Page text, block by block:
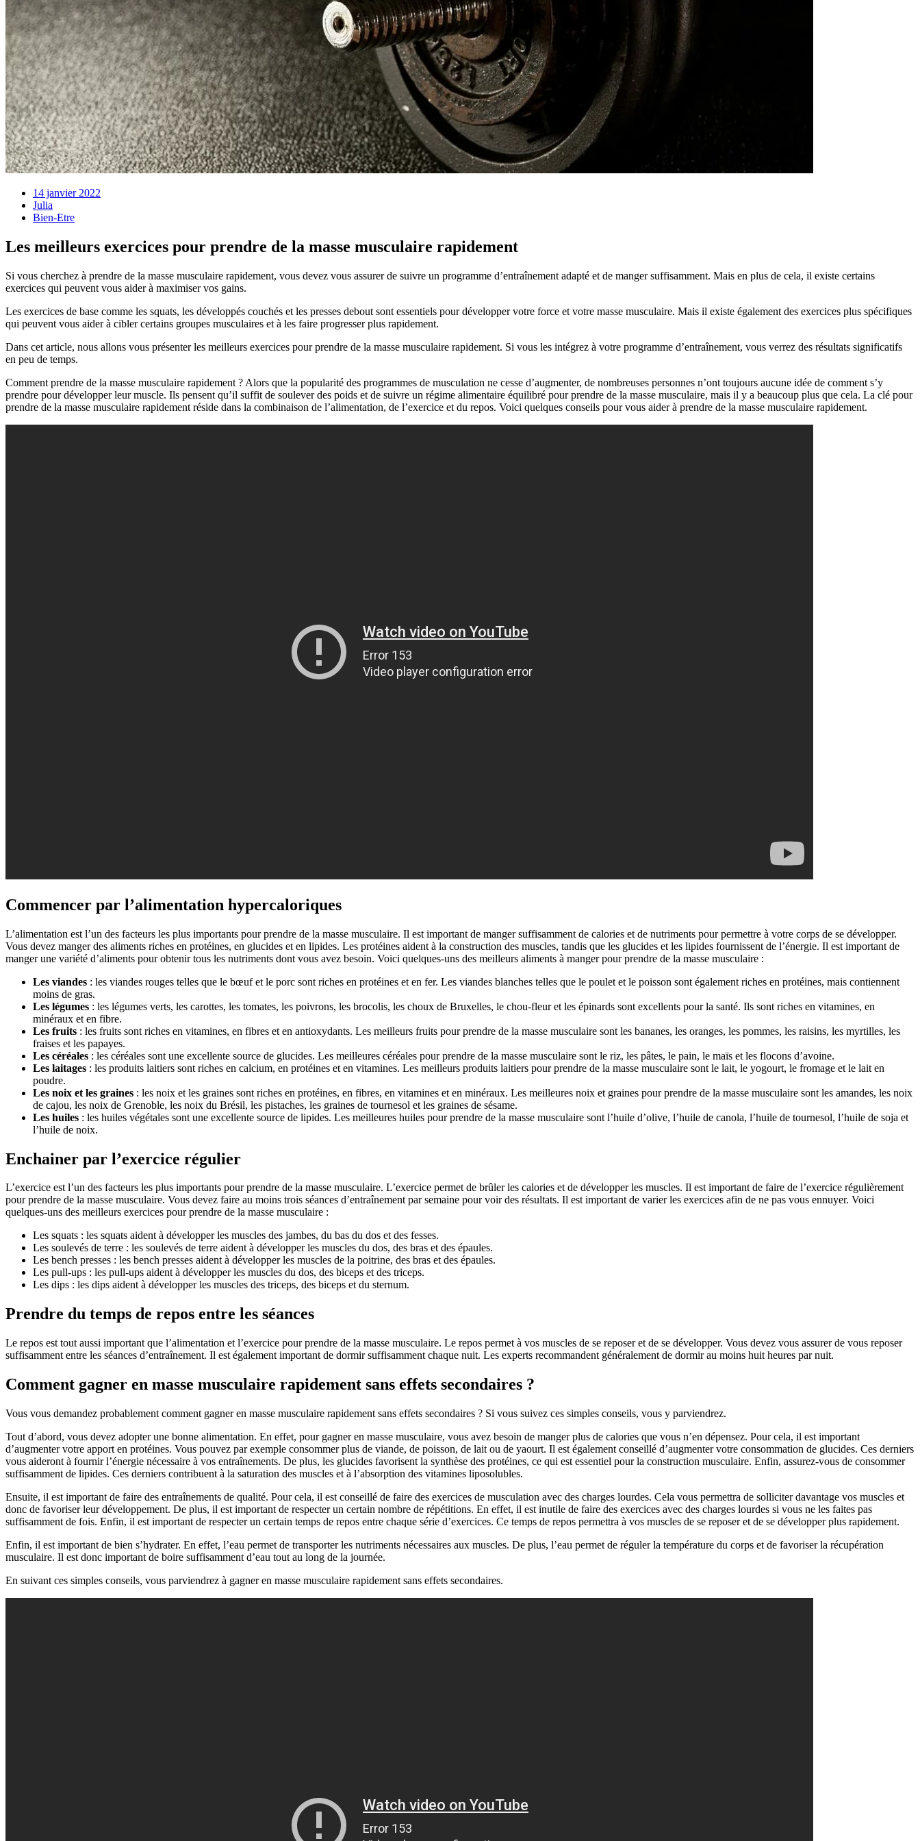
14 janvier 2022
Julia
Bien-Etre
Les meilleurs exercices pour prendre de la masse musculaire rapidement
Si vous cherchez à prendre de la masse musculaire rapidement, vous devez vous assurer de suivre un programme d’entraînement adapté et de manger suffisamment. Mais en plus de cela, il existe certains
exercices qui peuvent vous aider à maximiser vos gains.
Les exercices de base comme les squats, les développés couchés et les presses debout sont essentiels pour développer votre force et votre masse musculaire. Mais il existe également des exercices plus spécifiques
qui peuvent vous aider à cibler certains groupes musculaires et à les faire progresser plus rapidement.
Dans cet article, nous allons vous présenter les meilleurs exercices pour prendre de la masse musculaire rapidement. Si vous les intégrez à votre programme d’entraînement, vous verrez des résultats significatifs
en peu de temps.
Comment prendre de la masse musculaire rapidement ? Alors que la popularité des programmes de musculation ne cesse d’augmenter, de nombreuses personnes n’ont toujours aucune idée de comment s’y
prendre pour développer leur muscle. Ils pensent qu’il suffit de soulever des poids et de suivre un régime alimentaire équilibré pour prendre de la masse musculaire, mais il y a beaucoup plus que cela. La clé pour
prendre de la masse musculaire rapidement réside dans la combinaison de l’alimentation, de l’exercice et du repos. Voici quelques conseils pour vous aider à prendre de la masse musculaire rapidement.
Commencer par l’alimentation hypercaloriques
L’alimentation est l’un des facteurs les plus importants pour prendre de la masse musculaire. Il est important de manger suffisamment de calories et de nutriments pour permettre à votre corps de se développer.
Vous devez manger des aliments riches en protéines, en glucides et en lipides. Les protéines aident à la construction des muscles, tandis que les glucides et les lipides fournissent de l’énergie. Il est important de
manger une variété d’aliments pour obtenir tous les nutriments dont vous avez besoin. Voici quelques-uns des meilleurs aliments à manger pour prendre de la masse musculaire :
Les viandes : les viandes rouges telles que le bœuf et le porc sont riches en protéines et en fer. Les viandes blanches telles que le poulet et le poisson sont également riches en protéines, mais contiennent
moins de gras.
Les légumes : les légumes verts, les carottes, les tomates, les poivrons, les brocolis, les choux de Bruxelles, le chou-fleur et les épinards sont excellents pour la santé. Ils sont riches en vitamines, en
minéraux et en fibre.
Les fruits : les fruits sont riches en vitamines, en fibres et en antioxydants. Les meilleurs fruits pour prendre de la masse musculaire sont les bananes, les oranges, les pommes, les raisins, les myrtilles, les
fraises et les papayes.
Les céréales : les céréales sont une excellente source de glucides. Les meilleures céréales pour prendre de la masse musculaire sont le riz, les pâtes, le pain, le maïs et les flocons d’avoine.
Les laitages : les produits laitiers sont riches en calcium, en protéines et en vitamines. Les meilleurs produits laitiers pour prendre de la masse musculaire sont le lait, le yogourt, le fromage et le lait en
poudre.
Les noix et les graines : les noix et les graines sont riches en protéines, en fibres, en vitamines et en minéraux. Les meilleures noix et graines pour prendre de la masse musculaire sont les amandes, les noix
de cajou, les noix de Grenoble, les noix du Brésil, les pistaches, les graines de tournesol et les graines de sésame.
Les huiles : les huiles végétales sont une excellente source de lipides. Les meilleures huiles pour prendre de la masse musculaire sont l’huile d’olive, l’huile de canola, l’huile de tournesol, l’huile de soja et
l’huile de noix.
Enchainer par l’exercice régulier
L’exercice est l’un des facteurs les plus importants pour prendre de la masse musculaire. L’exercice permet de brûler les calories et de développer les muscles. Il est important de faire de l’exercice régulièrement
pour prendre de la masse musculaire. Vous devez faire au moins trois séances d’entraînement par semaine pour voir des résultats. Il est important de varier les exercices afin de ne pas vous ennuyer. Voici
quelques-uns des meilleurs exercices pour prendre de la masse musculaire :
Les squats : les squats aident à développer les muscles des jambes, du bas du dos et des fesses.
Les soulevés de terre : les soulevés de terre aident à développer les muscles du dos, des bras et des épaules.
Les bench presses : les bench presses aident à développer les muscles de la poitrine, des bras et des épaules.
Les pull-ups : les pull-ups aident à développer les muscles du dos, des biceps et des triceps.
Les dips : les dips aident à développer les muscles des triceps, des biceps et du sternum.
Prendre du temps de repos entre les séances
Le repos est tout aussi important que l’alimentation et l’exercice pour prendre de la masse musculaire. Le repos permet à vos muscles de se reposer et de se développer. Vous devez vous assurer de vous reposer
suffisamment entre les séances d’entraînement. Il est également important de dormir suffisamment chaque nuit. Les experts recommandent généralement de dormir au moins huit heures par nuit.
Comment gagner en masse musculaire rapidement sans effets secondaires ?
Vous vous demandez probablement comment gagner en masse musculaire rapidement sans effets secondaires ? Si vous suivez ces simples conseils, vous y parviendrez.
Tout d’abord, vous devez adopter une bonne alimentation. En effet, pour gagner en masse musculaire, vous avez besoin de manger plus de calories que vous n’en dépensez. Pour cela, il est important
d’augmenter votre apport en protéines. Vous pouvez par exemple consommer plus de viande, de poisson, de lait ou de yaourt. Il est également conseillé d’augmenter votre consommation de glucides. Ces derniers
vous aideront à fournir l’énergie nécessaire à vos entraînements. De plus, les glucides favorisent la synthèse des protéines, ce qui est essentiel pour la construction musculaire. Enfin, assurez-vous de consommer
suffisamment de lipides. Ces derniers contribuent à la saturation des muscles et à l’absorption des vitamines liposolubles.
Ensuite, il est important de faire des entraînements de qualité. Pour cela, il est conseillé de faire des exercices de musculation avec des charges lourdes. Cela vous permettra de solliciter davantage vos muscles et
donc de favoriser leur développement. De plus, il est important de respecter un certain nombre de répétitions. En effet, il est inutile de faire des exercices avec des charges lourdes si vous ne les faites pas
suffisamment de fois. Enfin, il est important de respecter un certain temps de repos entre chaque série d’exercices. Ce temps de repos permettra à vos muscles de se reposer et de se développer plus rapidement.
Enfin, il est important de bien s’hydrater. En effet, l’eau permet de transporter les nutriments nécessaires aux muscles. De plus, l’eau permet de réguler la température du corps et de favoriser la récupération
musculaire. Il est donc important de boire suffisamment d’eau tout au long de la journée.
En suivant ces simples conseils, vous parviendrez à gagner en masse musculaire rapidement sans effets secondaires.